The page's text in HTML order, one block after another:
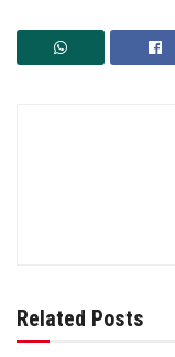
Related Posts